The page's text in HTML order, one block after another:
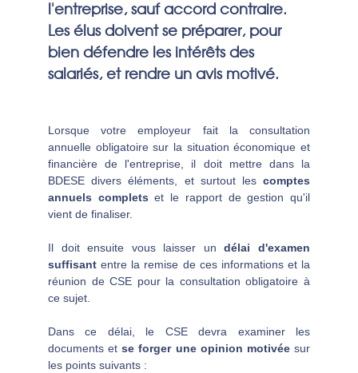
l'entreprise, sauf accord contraire.
Les élus doivent se préparer, pour
bien défendre les intérêts des
salariés, et rendre un avis motivé.
Lorsque votre employeur fait la consultation
annuelle obligatoire sur la situation économique et
financière de l'entreprise, il doit mettre dans la
BDESE divers éléments, et surtout les comptes
annuels complets et le rapport de gestion qu'il
vient de finaliser.
Il doit ensuite vous laisser undélai d'examen
suffisant entre la remise de ces informations et la
réunion de CSE pour la consultation obligatoire à
ce sujet.
Dans ce délai, le CSE devra examiner les
documents etse forger une opinion motivéesur
les points suivants :